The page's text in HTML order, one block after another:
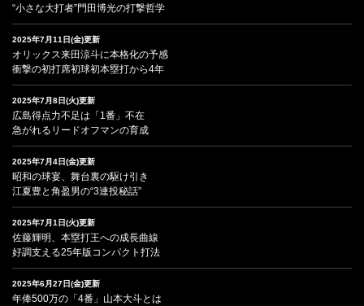
“小さな大打者”門田博光の打撃哲学
2025年7月11日(金)更新
オリックス来田涼斗に本格化の予感
衝撃の初打席初球初本塁打から4年
2025年7月8日(火)更新
広島得点力不足は「1番」不在
急がれるリードオフマンの育成
2025年7月4日(金)更新
昭和の球宴、舞台裏の駆け引き
江夏豊と角盈男の“3連投秘話”
2025年7月1日(火)更新
佐藤輝明、本塁打王への成長曲線
好調支える25年版コンパクト打法
2025年6月27日(金)更新
年俸500万の「4番」山本大斗とは